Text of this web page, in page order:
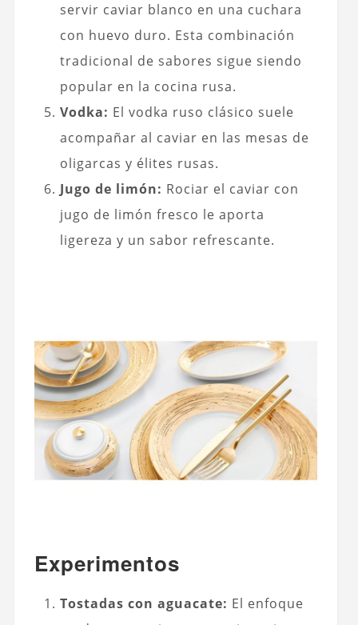
servir caviar blanco en una cuchara
con huevo duro. Esta combinación
tradicional de sabores sigue siendo
popular en la cocina rusa.
Vodka: El vodka ruso clásico suele
acompañar al caviar en las mesas de
oligarcas y élites rusas.
Jugo de limón: Rociar el caviar con
jugo de limón fresco le aporta
ligereza y un sabor refrescante.
Experimentos
Tostadas con aguacate: El enfoque